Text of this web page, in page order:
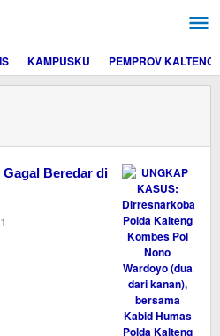
KAMPUSKU PEMPROV KALTENG
Gagal Beredar di